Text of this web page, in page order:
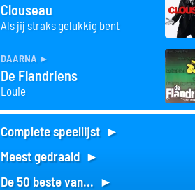
Clouseau
Als jij straks gelukkig bent
daarna ►
De Flandriens
Louie
Complete speellijst ►
Meest gedraaid ►
De 50 beste van... ►